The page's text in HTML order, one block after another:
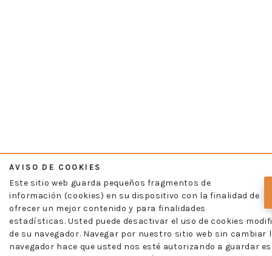
AVISO DE COOKIES
Este sitio web guarda pequeños fragmentos de
información (cookies) en su dispositivo con la finalidad de
ofrecer un mejor contenido y para finalidades
estadísticas. Usted puede desactivar el uso de cookies
de su navegador. Navegar por nuestro sitio web sin cambiar
navegador hace que usted nos esté autorizando a guardar